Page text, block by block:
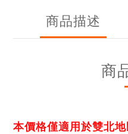
商品描述
商
本價格僅適用於雙北